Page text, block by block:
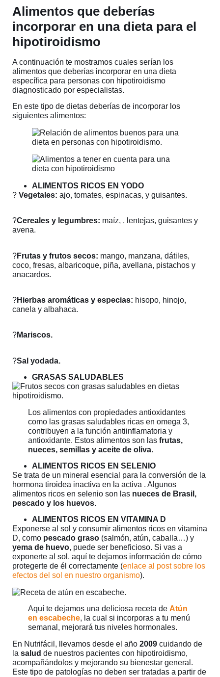
Alimentos que deberías
incorporar en una dieta para el
hipotiroidismo
A continuación te mostramos cuales serían los
alimentos que deberías incorporar en una dieta
específica para personas con hipotiroidismo
diagnosticado por especialistas.
En este tipo de dietas deberías de incorporar los
siguientes alimentos:
ALIMENTOS RICOS EN YODO
? Vegetales: ajo, tomates, espinacas, y guisantes.
?Cereales y legumbres: maíz, , lentejas, guisantes y
avena.
?Frutas y frutos secos: mango, manzana, dátiles,
coco, fresas, albaricoque, piña, avellana, pistachos y
anacardos.
?Hierbas aromáticas y especias: hisopo, hinojo,
canela y albahaca.
?Mariscos.
?Sal yodada.
GRASAS SALUDABLES
Los alimentos con propiedades antioxidantes
como las grasas saludables ricas en omega 3,
contribuyen a la función antiinflamatoria y
antioxidante. Estos alimentos son las frutas,
nueces, semillas y aceite de oliva.
ALIMENTOS RICOS EN SELENIO
Se trata de un mineral esencial para la conversión de la
hormona tiroidea inactiva en la activa . Algunos
alimentos ricos en selenio son las nueces de Brasil,
pescado y los huevos.
ALIMENTOS RICOS EN VITAMINA D
Exponerse al sol y consumir alimentos ricos en vitamina
D, como pescado graso (salmón, atún, caballa…) y
yema de huevo, puede ser beneficioso. Si vas a
exponerte al sol, aquí te dejamos información de cómo
protegerte de él correctamente (enlace al post sobre los
efectos del sol en nuestro organismo).
Aquí te dejamos una deliciosa receta de Atún
en escabeche, la cual si incorporas a tu menú
semanal, mejorará tus niveles hormonales.
En Nutrifácil, llevamos desde el año 2009 cuidando de
la salud de nuestros pacientes con hipotiroidismo,
acompañándolos y mejorando su bienestar general.
Este tipo de patologías no deben ser tratadas a partir de